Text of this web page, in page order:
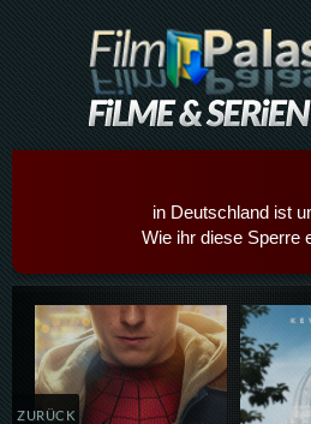
in Deutschland ist
Wie ihr diese Sperre
Details,Play
ZURÜCK